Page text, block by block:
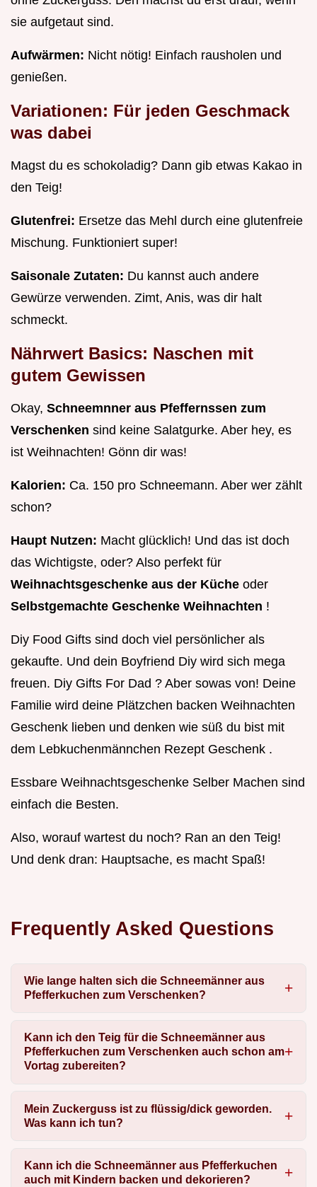
sie aufgetaut sind.
Aufwärmen: Nicht nötig! Einfach rausholen und
genießen.
Variationen: Für jeden Geschmack
was dabei
Magst du es schokoladig? Dann gib etwas Kakao in
den Teig!
Glutenfrei: Ersetze das Mehl durch eine glutenfreie
Mischung. Funktioniert super!
Saisonale Zutaten: Du kannst auch andere
Gewürze verwenden. Zimt, Anis, was dir halt
schmeckt.
Nährwert Basics: Naschen mit
gutem Gewissen
Okay, Schneemnner aus Pfeffernssen zum
Verschenken sind keine Salatgurke. Aber hey, es
ist Weihnachten! Gönn dir was!
Kalorien: Ca. 150 pro Schneemann. Aber wer zählt
schon?
Haupt Nutzen: Macht glücklich! Und das ist doch
das Wichtigste, oder? Also perfekt für
Weihnachtsgeschenke aus der Küche oder
Selbstgemachte Geschenke Weihnachten !
Diy Food Gifts sind doch viel persönlicher als
gekaufte. Und dein Boyfriend Diy wird sich mega
freuen. Diy Gifts For Dad ? Aber sowas von! Deine
Familie wird deine Plätzchen backen Weihnachten
Geschenk lieben und denken wie süß du bist mit
dem Lebkuchenmännchen Rezept Geschenk .
Essbare Weihnachtsgeschenke Selber Machen sind
einfach die Besten.
Also, worauf wartest du noch? Ran an den Teig!
Und denk dran: Hauptsache, es macht Spaß!
Frequently Asked Questions
Wie lange halten sich die Schneemänner aus
Pfefferkuchen zum Verschenken?
Kann ich den Teig für die Schneemänner aus
Pfefferkuchen zum Verschenken auch schon am
Vortag zubereiten?
Mein Zuckerguss ist zu flüssig/dick geworden.
Was kann ich tun?
Kann ich die Schneemänner aus Pfefferkuchen
auch mit Kindern backen und dekorieren?